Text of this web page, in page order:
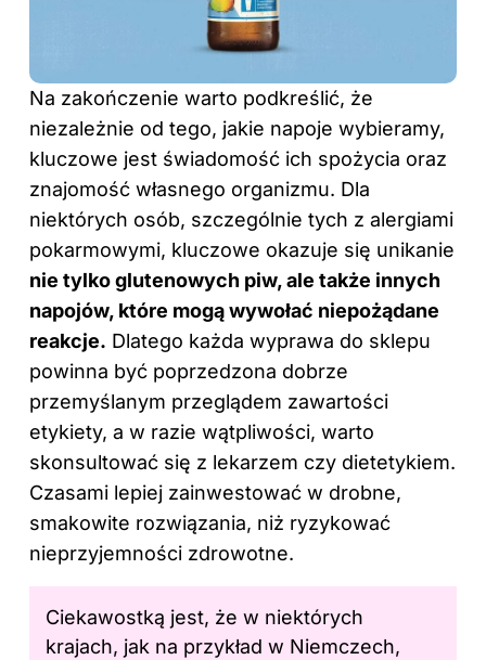
Na zakończenie warto podkreślić, że
niezależnie od tego, jakie napoje wybieramy,
kluczowe jest świadomość ich spożycia oraz
znajomość własnego organizmu. Dla
niektórych osób, szczególnie tych z alergiami
pokarmowymi, kluczowe okazuje się unikanie
nie tylko glutenowych piw, ale także innych
napojów, które mogą wywołać niepożądane
reakcje. Dlatego każda wyprawa do sklepu
powinna być poprzedzona dobrze
przemyślanym przeglądem zawartości
etykiety, a w razie wątpliwości, warto
skonsultować się z lekarzem czy dietetykiem.
Czasami lepiej zainwestować w drobne,
smakowite rozwiązania, niż ryzykować
nieprzyjemności zdrowotne.
Ciekawostką jest, że w niektórych
krajach, jak na przykład w Niemczech,